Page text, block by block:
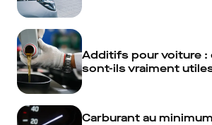
Additifs pour voiture :
sont-ils vraiment
Carburant au